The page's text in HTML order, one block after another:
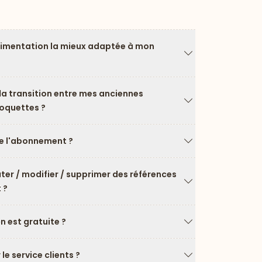
la mieux adaptée à mon
transition entre mes anciennes
?
l'abonnement ?
Flèche vers le
/ modifier / supprimer des références
est gratuite ?
Flèche vers le
service clients ?